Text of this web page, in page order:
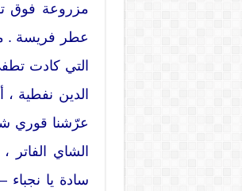
مزروعة فوق
عطر فريسة . مع
التي كادت
الدين نفطية
عرّشنا قوري
الشاي الفاتر
سادة يا نجباء